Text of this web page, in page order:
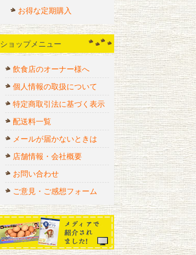
お得な定期購入
ショップメニュー
飲食店のオーナー様へ
個人情報の取扱について
特定商取引法に基づく表示
配送料一覧
メールが届かないときは
店舗情報・会社概要
お問い合わせ
ご意見・ご感想フォーム